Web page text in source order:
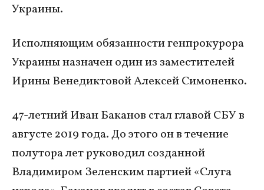
Украины.
Исполняющим обязанности генпрокурора
Украины назначен один из заместителей
Ирины Венедиктовой Алексей Симоненко.
47-летний Иван Баканов стал главой СБУ в
августе 2019 года. До этого он в течение
полутора лет руководил созданной
Владимиром Зеленским партией «Слуга